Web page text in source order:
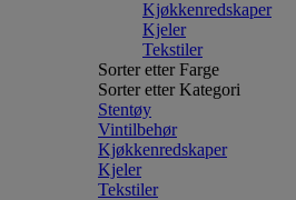
Kjøkkenredskaper
Kjeler
Tekstiler
Sorter etter Farge
Sorter etter Kategori
Stentøy
Vintilbehør
Kjøkkenredskaper
Kjeler
Tekstiler